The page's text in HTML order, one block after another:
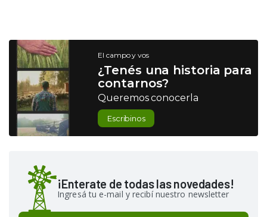
El campo y vos
¿Tenés una historia para
contarnos?
Queremos conocerla
Escribinos
¡Enterate de todas las novedades!
Ingresá tu e-mail y recibí nuestro newsletter